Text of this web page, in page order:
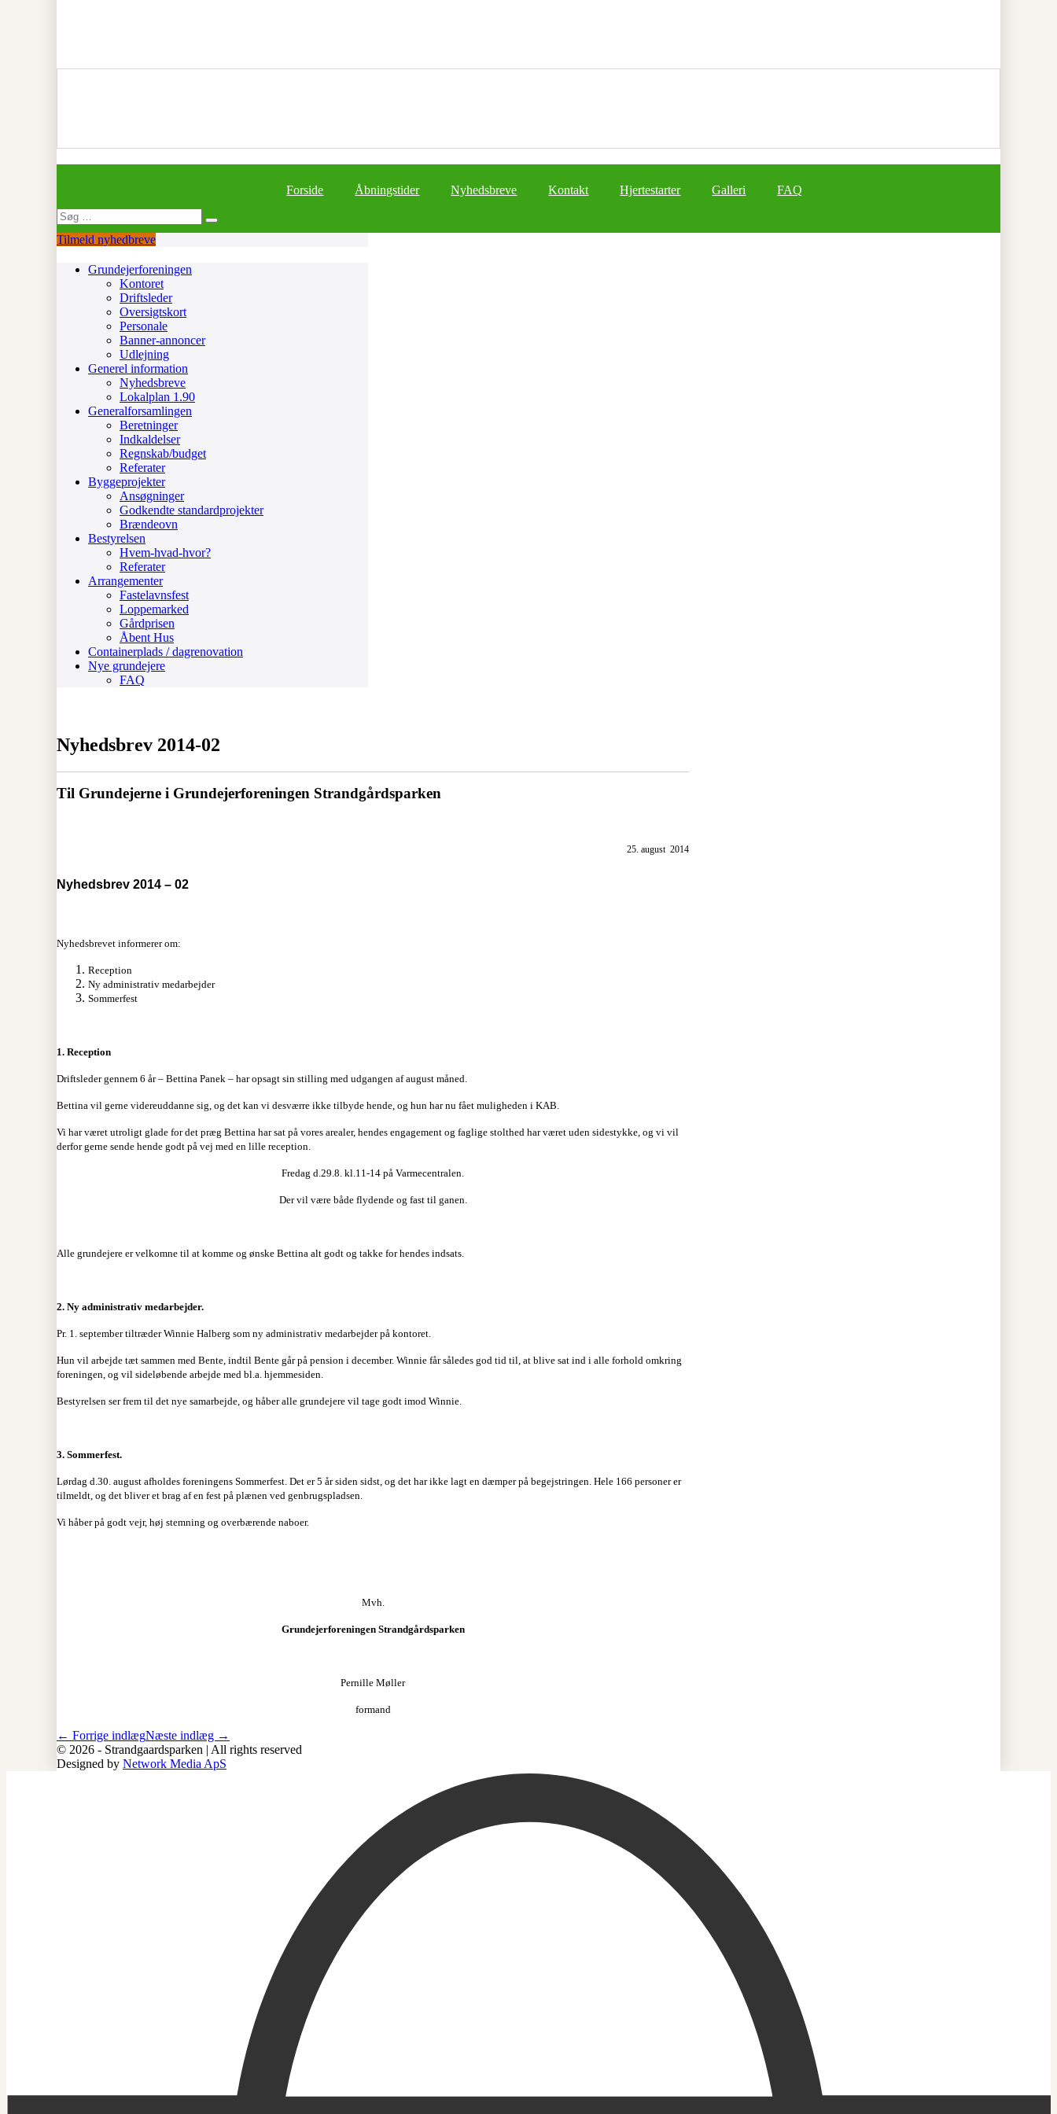
Forside Åbningstider Nyhedsbreve Kontakt Hjertestarter Galleri
FAQ
Search
for:
Tilmeld nyhedbreve
Grundejerforeningen
Kontoret
Driftsleder
Oversigtskort
Personale
Banner-annoncer
Udlejning
Generel information
Nyhedsbreve
Lokalplan 1.90
Generalforsamlingen
Beretninger
Indkaldelser
Regnskab/budget
Referater
Byggeprojekter
Ansøgninger
Godkendte standardprojekter
Brændeovn
Bestyrelsen
Hvem-hvad-hvor?
Referater
Arrangementer
Fastelavnsfest
Loppemarked
Gårdprisen
Åbent Hus
Containerplads / dagrenovation
Nye grundejere
FAQ
Nyhedsbrev 2014-02
Til Grundejerne i Grundejerforeningen Strandgårdsparken
25. august 2014
Nyhedsbrev 2014 – 02
Nyhedsbrevet informerer om:
Reception
Ny administrativ medarbejder
Sommerfest
1. Reception
Driftsleder gennem 6 år – Bettina Panek – har opsagt sin stilling med udgangen af august måned.
Bettina vil gerne videreuddanne sig, og det kan vi desværre ikke tilbyde hende, og hun har nu fået muligheden i KAB.
Vi har været utroligt glade for det præg Bettina har sat på vores arealer, hendes engagement og faglige stolthed har været uden sidestykke, og vi vil
derfor gerne sende hende godt på vej med en lille reception.
Fredag d.29.8. kl.11-14 på Varmecentralen.
Der vil være både flydende og fast til ganen.
Alle grundejere er velkomne til at komme og ønske Bettina alt godt og takke for hendes indsats.
2. Ny administrativ medarbejder.
Pr. 1. september tiltræder Winnie Halberg som ny administrativ medarbejder på kontoret.
Hun vil arbejde tæt sammen med Bente, indtil Bente går på pension i december. Winnie får således god tid til, at blive sat ind i alle forhold omkring
foreningen, og vil sideløbende arbejde med bl.a. hjemmesiden.
Bestyrelsen ser frem til det nye samarbejde, og håber alle grundejere vil tage godt imod Winnie.
3. Sommerfest.
Lørdag d.30. august afholdes foreningens Sommerfest. Det er 5 år siden sidst, og det har ikke lagt en dæmper på begejstringen. Hele 166 personer er
tilmeldt, og det bliver et brag af en fest på plænen ved genbrugspladsen.
Vi håber på godt vejr, høj stemning og overbærende naboer.
Mvh.
Grundejerforeningen Strandgårdsparken
Pernille Møller
formand
Indlægsnavigation
← Forrige indlægNæste indlæg →
© 2026 - Strandgaardsparken | All rights reserved
Designed by Network Media ApS